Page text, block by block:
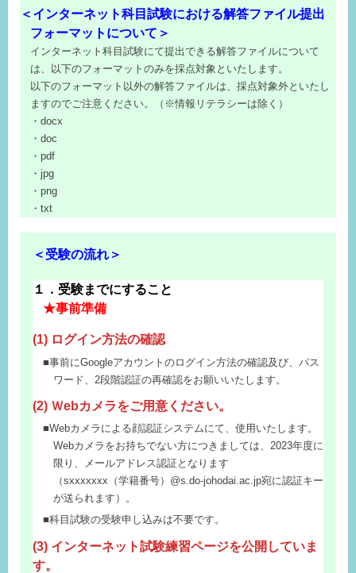
＜インターネット科目試験における解答ファイル提出
フォーマットについて＞
インターネット科目試験にて提出できる解答ファイルについて
は、以下のフォーマットのみを採点対象といたします。
以下のフォーマット以外の解答ファイルは、採点対象外といたし
ますのでご注意ください。（※情報リテラシーは除く）
・docx
・doc
・pdf
・jpg
・png
・txt
＜受験の流れ＞
１．受験までにすること
★事前準備
(1) ログイン方法の確認
事前にGoogleアカウントのログイン方法の確認及び、パス
ワード、2段階認証の再確認をお願いいたします。
(2) Ｗebカメラをご用意ください。
Webカメラによる顔認証システムにて、使用いたします。
Webカメラをお持ちでない方につきましては、2023年度に
限り、メールアドレス認証となります
（sxxxxxxx（学籍番号）@s.do-johodai.ac.jp宛に認証キー
が送られます）。
科目試験の受験申し込みは不要です。
(3) インターネット試験練習ページを公開していま
す。